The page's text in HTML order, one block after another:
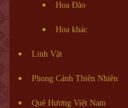
Hoa Đào
Hoa khác
Linh Vật
Phong Cảnh Thiên Nhiên
Quê Hương Việt Nam